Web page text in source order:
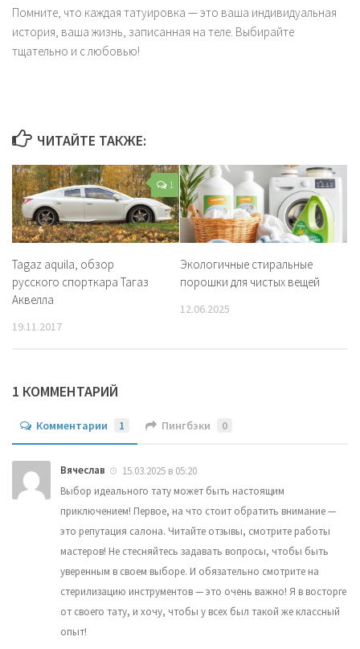
Помните, что каждая татуировка — это ваша индивидуальная
история, ваша жизнь, записанная на теле. Выбирайте
тщательно и с любовью!
ЧИТАЙТЕ ТАКЖЕ:
1
Tagaz aquila, обзор
русского спорткара Тагаз
Аквелла
19.11.2017
Экологичные стиральные
порошки для чистых вещей
12.06.2025
1 КОММЕНТАРИЙ
Комментарии 1 Пингбэки 0
Вячеслав
15.03.2025 в 05:20
Выбор идеального тату может быть настоящим
приключением! Первое, на что стоит обратить внимание —
это репутация салона. Читайте отзывы, смотрите работы
мастеров! Не стесняйтесь задавать вопросы, чтобы быть
уверенным в своем выборе. И обязательно смотрите на
стерилизацию инструментов — это очень важно! Я в восторге
от своего тату, и хочу, чтобы у всех был такой же классный
опыт!